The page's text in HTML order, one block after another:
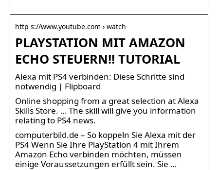
http s://www.youtube.com › watch
PLAYSTATION MIT AMAZON
ECHO STEUERN!! TUTORIAL
Alexa mit PS4 verbinden: Diese Schritte sind
notwendig | Flipboard
Online shopping from a great selection at Alexa
Skills Store. … The skill will give you information
relating to PS4 news.
computerbild.de – So koppeln Sie Alexa mit der
PS4 Wenn Sie Ihre PlayStation 4 mit Ihrem
Amazon Echo verbinden möchten, müssen
einige Voraussetzungen erfüllt sein. Sie …